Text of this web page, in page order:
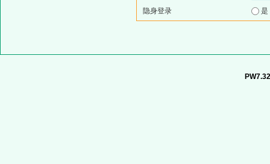
隐身登录